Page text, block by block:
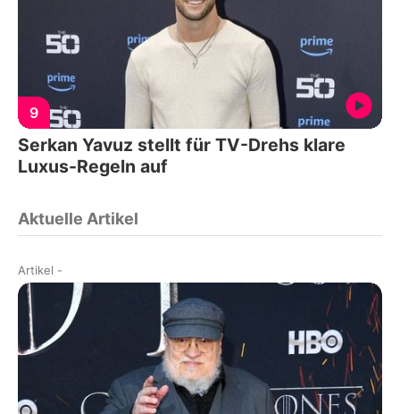
9
Serkan Yavuz stellt für TV-Drehs klare
Luxus-Regeln auf
Aktuelle Artikel
Artikel -